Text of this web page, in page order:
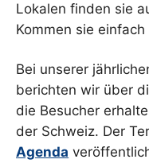
Lokalen finden sie
Kommen sie
Bei unserer
berichten wir über
die Besucher
der Schweiz. Der
Agenda